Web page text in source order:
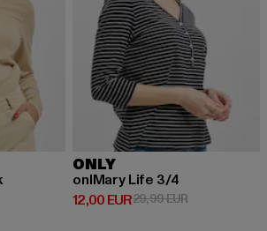
EUR 29,99 EUR
ONLY
onlMary Life 3/4
12,00 EUR
Derzeitiger Preis: 12,00 EUR
29,99 EURAktionspreis: